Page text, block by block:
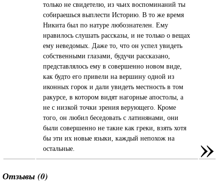
только не свидетелю, из чьих воспоминаний ты
собираешься выплести Историю. В то же время
Никита был по натуре любознателен. Ему
нравилось слушать рассказы, и не только о вещах
ему неведомых. Даже то, что он успел увидеть
собственными глазами, будучи рассказано,
представлялось ему в совершенно новом виде,
как будто его привели на вершину одной из
иконных горок и дали увидеть местность в том
ракурсе, в котором видят нагорные апостолы, а
не с низкой точки зрения верующего. Кроме
того, он любил беседовать с латинянами, они
были совершенно не такие как греки, взять хотя
бы эти их новые языки, каждый непохож на
остальные.
»
Отзывы (0)